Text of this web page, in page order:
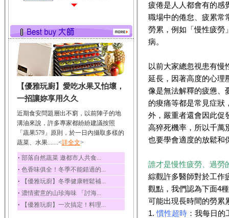
蛋白質、脂肪、醣類...
迷迭香
迷迭香 裡頭含有咖啡
酸、迷迭香酸、植物...
咖啡
咖啡中的咖啡因會刺激
中樞神經系統，特別...
椰子
椰子含有糖類、脂肪、
蛋白質、維生素及多...
荔枝
荔枝性質溫和所含的營
養素有醣類、檸檬酸...
五味子
五味子性質溫熱所含營
養成分有揮發油、檸...
草魚
【優雅玩廚】愛吃水果又怕壞，
一招讓妳享用久久
近期食安問題層出不窮，以前陣子的地
溝油來說，許多專家都紛紛建議按照
「蔬果579」原則，於一日內攝取多樣的
蔬菜、水果.......<詳全文>
‧ 部落自然蔬菜 邀都市人共食...
‧ 色香味俱全！冬季不能錯過的...
‧ 【優雅玩廚】冬季健康輕鬆補...
‧ 濃情蜜意的山珍海味 「討海...
‧ 【優雅玩廚】一次搞定！料理...
疲倦是人人都會有的感
職場中的倦怠、疲累常
勞累，例如「慢性疲勞
病。
以前大家總忽視患有慢
延長，因著高度的心理
像是無法解釋的疲憊、
的痠痛等都是常見症狀
外，嚴重者還會因此促
高猝死機率，所以千萬
也要學會適度的放鬆和
誰才是慢性疲勞、過勞
綜觀許多醫師對於工作
觀點，我們認為下面4
可能出現長時間的勞累
1.慣性超時 ：我每日的